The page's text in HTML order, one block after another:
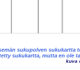
sukupolven sukukartta
sukukartta, mutta en ole
kuva